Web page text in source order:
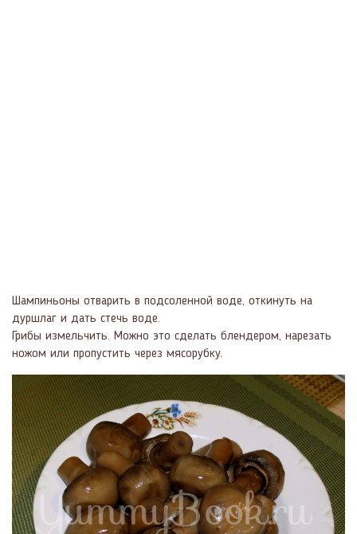
Шампиньоны отварить в подсоленной воде, откинуть на
дуршлаг и дать стечь воде.
Грибы измельчить. Можно это сделать блендером, нарезать
ножом или пропустить через мясорубку.